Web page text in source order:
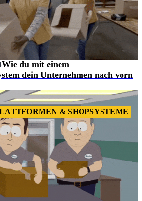
Wie du mit einem
dein Unternehmen nach vorn
& SHOPSYSTEME